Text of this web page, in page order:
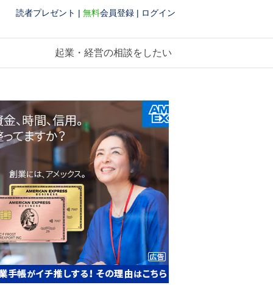
読者プレゼント | 無料会員登録 | ログイン
起業・経営の相談をしたい